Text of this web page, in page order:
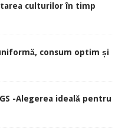
culturilor în timp
uniformă, consum optim și
-Alegerea ideală pentru